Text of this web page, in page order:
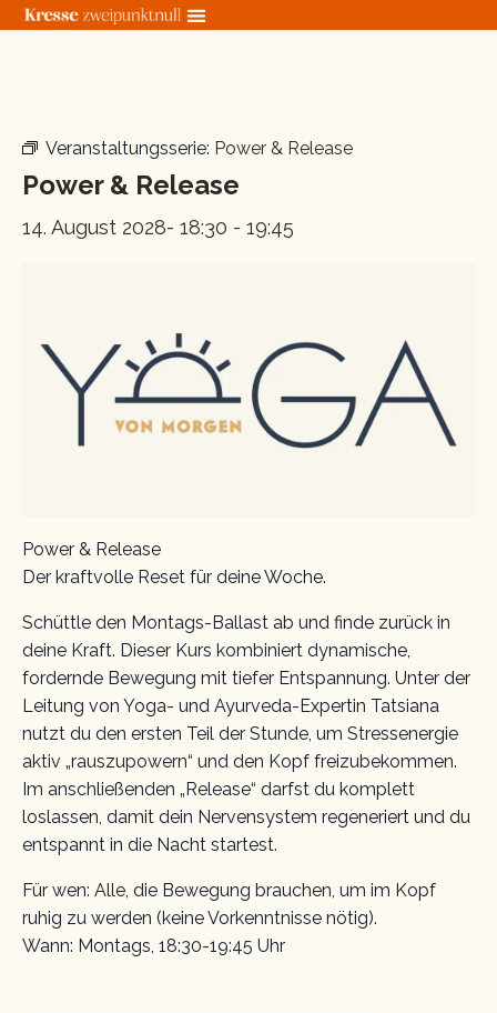
Zum
Veranstaltungsserie: Power & Release
Power & Release
14. August 2028- 18:30 - 19:45
Power & Release
Der kraftvolle Reset für deine Woche.
Schüttle den Montags-Ballast ab und finde zurück in
deine Kraft. Dieser Kurs kombiniert dynamische,
fordernde Bewegung mit tiefer Entspannung. Unter der
Leitung von Yoga- und Ayurveda-Expertin Tatsiana
nutzt du den ersten Teil der Stunde, um Stressenergie
aktiv „rauszupowern“ und den Kopf freizubekommen.
Im anschließenden „Release“ darfst du komplett
loslassen, damit dein Nervensystem regeneriert und du
entspannt in die Nacht startest.
Für wen: Alle, die Bewegung brauchen, um im Kopf
ruhig zu werden (keine Vorkenntnisse nötig).
Wann: Montags, 18:30-19:45 Uhr